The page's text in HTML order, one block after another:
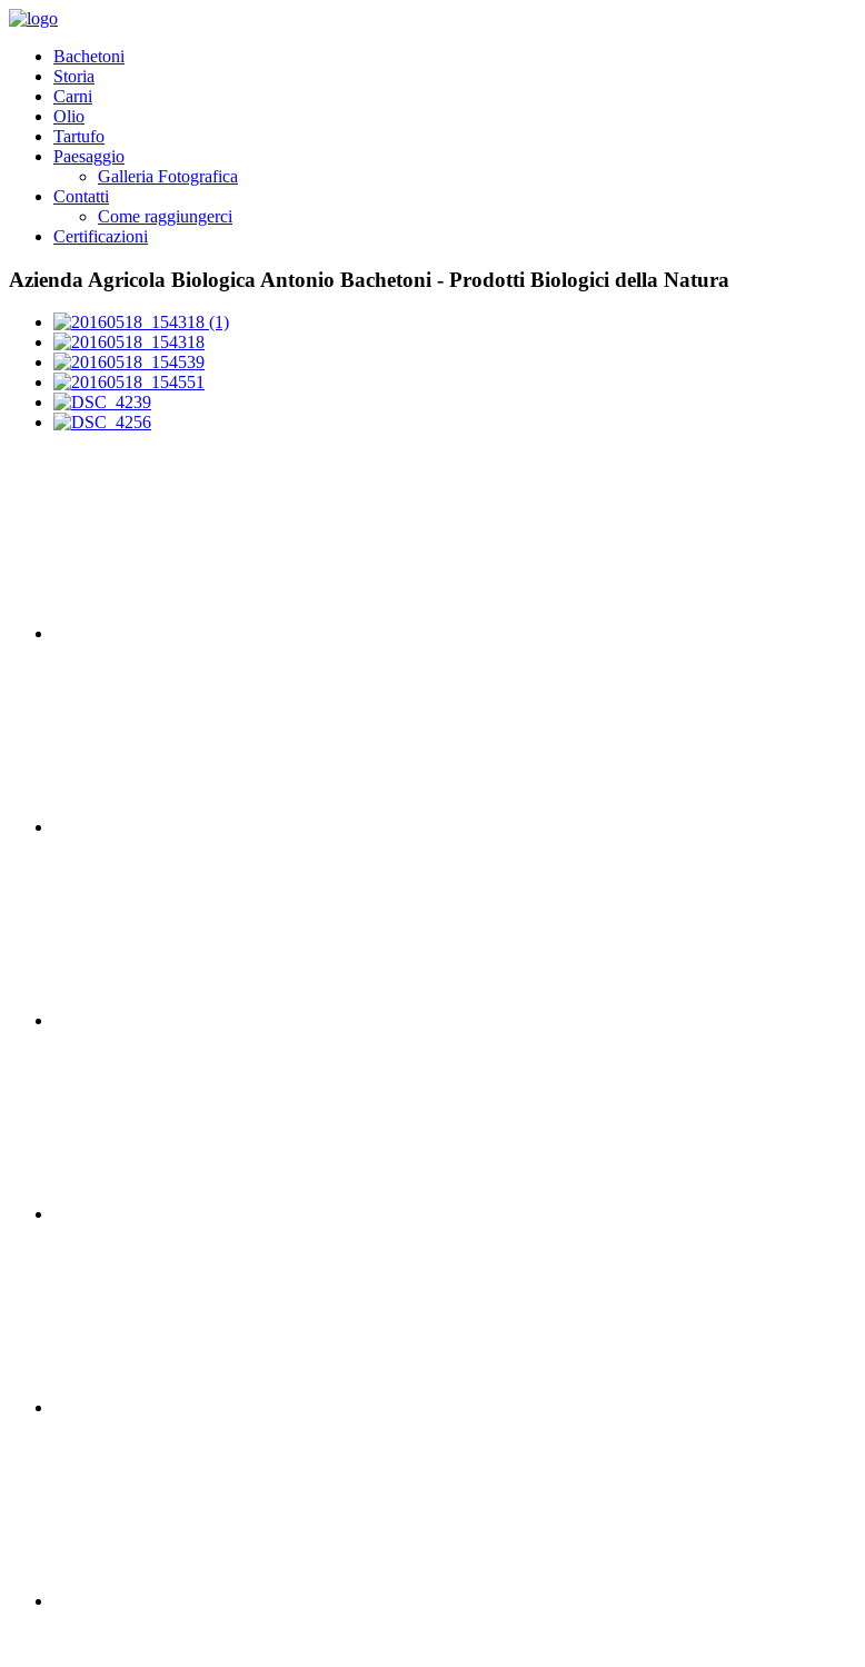
Bachetoni
Storia
Carni
Olio
Tartufo
Paesaggio
Galleria Fotografica
Contatti
Come raggiungerci
Certificazioni
Azienda Agricola Biologica Antonio Bachetoni - Prodotti Biologici della Natura